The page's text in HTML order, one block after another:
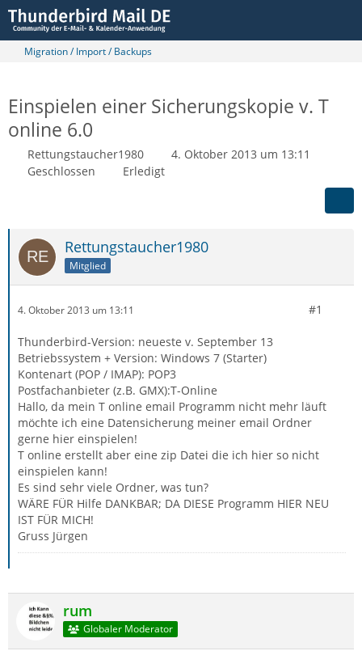
Migration / Import / Backups
Einspielen einer Sicherungskopie v. T
online 6.0
Rettungstaucher1980
4. Oktober 2013 um 13:11
Geschlossen
Erledigt
Rettungstaucher1980
Mitglied
4. Oktober 2013 um 13:11 #1
Thunderbird-Version: neueste v. September 13
Betriebssystem + Version: Windows 7 (Starter)
Kontenart (POP / IMAP): POP3
Postfachanbieter (z.B. GMX):T-Online
Hallo, da mein T online email Programm nicht mehr läuft
möchte ich eine Datensicherung meiner email Ordner
gerne hier einspielen!
T online erstellt aber eine zip Datei die ich hier so nicht
einspielen kann!
Es sind sehr viele Ordner, was tun?
WÄRE FÜR Hilfe DANKBAR; DA DIESE Programm HIER NEU
IST FÜR MICH!
Gruss Jürgen
rum
Globaler Moderator